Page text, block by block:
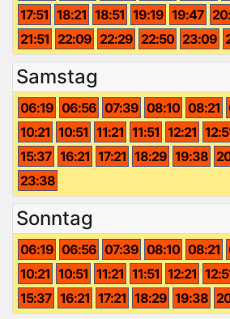
17:51 18:21 18:51 19:19 19:47
21:51 22:09 22:29 22:50 23:09
Samstag
06:19 06:56 07:39 08:10 08:21
10:21 10:51 11:21 11:51 12:21
15:37 16:21 17:21 18:29 19:38
23:38
Sonntag
06:19 06:56 07:39 08:10 08:21
10:21 10:51 11:21 11:51 12:21
15:37 16:21 17:21 18:29 19:38